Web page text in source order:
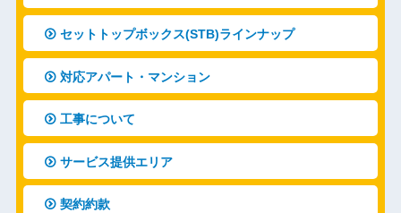
セットトップボックス(STB)ラインナップ
対応アパート・マンション
工事について
サービス提供エリア
契約約款